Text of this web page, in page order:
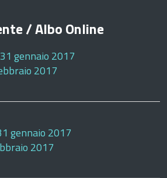
/ Albo Online
gennaio 2017
2017
gennaio 2017
2017